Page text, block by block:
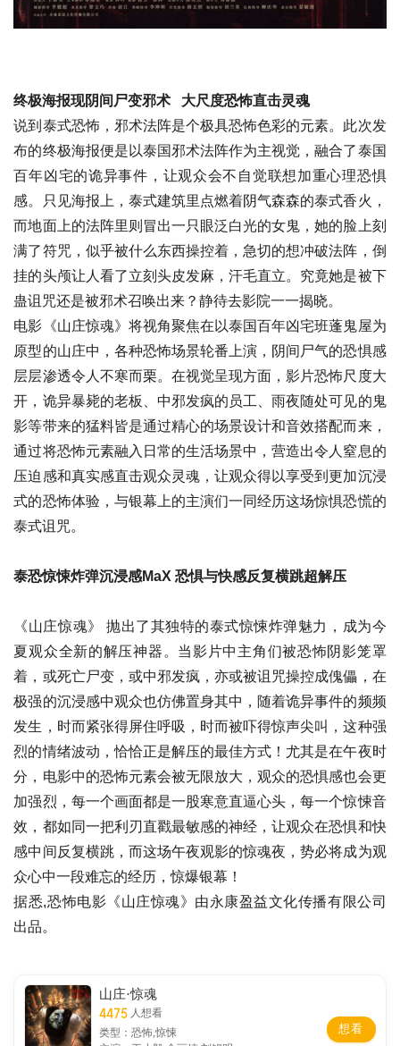
终极海报现阴间尸变邪术 大尺度恐怖直击灵魂
说到泰式恐怖，邪术法阵是个极具恐怖色彩的元素。此次发
布的终极海报便是以泰国邪术法阵作为主视觉，融合了泰国
百年凶宅的诡异事件，让观众会不自觉联想加重心理恐惧
感。只见海报上，泰式建筑里点燃着阴气森森的泰式香火，
而地面上的法阵里则冒出一只眼泛白光的女鬼，她的脸上刻
满了符咒，似乎被什么东西操控着，急切的想冲破法阵，倒
挂的头颅让人看了立刻头皮发麻，汗毛直立。究竟她是被下
蛊诅咒还是被邪术召唤出来？静待去影院一一揭晓。
电影《山庄惊魂》将视角聚焦在以泰国百年凶宅班蓬鬼屋为
原型的山庄中，各种恐怖场景轮番上演，阴间尸气的恐惧感
层层渗透令人不寒而栗。在视觉呈现方面，影片恐怖尺度大
开，诡异暴毙的老板、中邪发疯的员工、雨夜随处可见的鬼
影等带来的猛料皆是通过精心的场景设计和音效搭配而来，
通过将恐怖元素融入日常的生活场景中，营造出令人窒息的
压迫感和真实感直击观众灵魂，让观众得以享受到更加沉浸
式的恐怖体验，与银幕上的主演们一同经历这场惊惧恐慌的
泰式诅咒。
泰恐惊悚炸弹沉浸感MaX 恐惧与快感反复横跳超解压
《山庄惊魂》 抛出了其独特的泰式惊悚炸弹魅力，成为今
夏观众全新的解压神器。当影片中主角们被恐怖阴影笼罩
着，或死亡尸变，或中邪发疯，亦或被诅咒操控成傀儡，在
极强的沉浸感中观众也仿佛置身其中，随着诡异事件的频频
发生，时而紧张得屏住呼吸，时而被吓得惊声尖叫，这种强
烈的情绪波动，恰恰正是解压的最佳方式！尤其是在午夜时
分，电影中的恐怖元素会被无限放大，观众的恐惧感也会更
加强烈，每一个画面都是一股寒意直逼心头，每一个惊悚音
效，都如同一把利刃直戳最敏感的神经，让观众在恐惧和快
感中间反复横跳，而这场午夜观影的惊魂夜，势必将成为观
众心中一段难忘的经历，惊爆银幕！
据悉,恐怖电影《山庄惊魂》由永康盈益文化传播有限公司
出品。
山庄·惊魂
4475 人想看
类型：恐怖,惊悚
想看